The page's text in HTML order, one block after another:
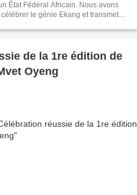
État Fédéral Africain. Nous avons
le génie Ekang et transmettre
de la 1re édition de
Oyeng